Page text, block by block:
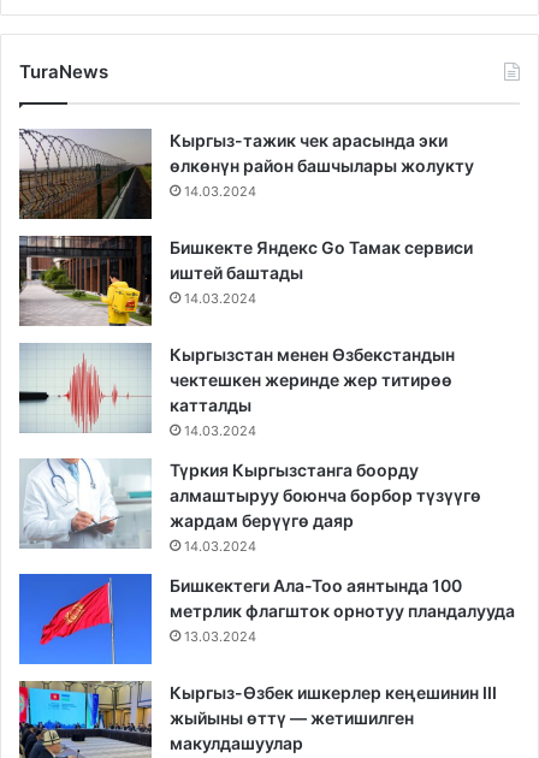
TuraNews
Кыргыз-тажик чек арасында эки
өлкөнүн район башчылары жолукту
14.03.2024
Бишкекте Яндекс Go Тамак сервиси
иштей баштады
14.03.2024
Кыргызстан менен Өзбекстандын
чектешкен жеринде жер титирөө
катталды
14.03.2024
Түркия Кыргызстанга боорду
алмаштыруу боюнча борбор түзүүгө
жардам берүүгө даяр
14.03.2024
Бишкектеги Ала-Тоо аянтында 100
метрлик флагшток орнотуу пландалууда
13.03.2024
Кыргыз-Өзбек ишкерлер кеңешинин III
жыйыны өттү — жетишилген
макулдашуулар